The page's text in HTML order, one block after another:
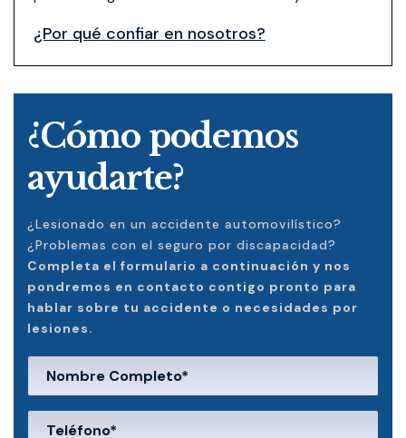
¿Por qué confiar en nosotros?
¿Cómo podemos
ayudarte?
¿Lesionado en un accidente automovilístico?
¿Problemas con el seguro por discapacidad?
Completa el formulario a continuación y nos
pondremos en contacto contigo pronto para
hablar sobre tu accidente o necesidades por
lesiones.